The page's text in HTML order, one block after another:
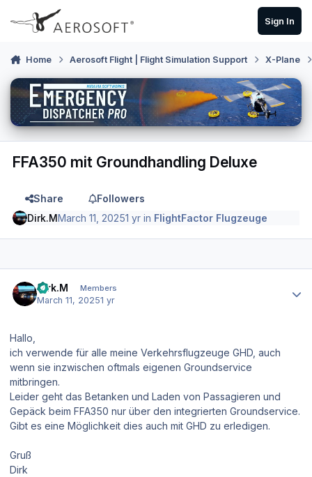
Skip to content
Sign In
Home Aerosoft Flight | Flight Simulation Support X-Plane
FFA350 mit Groundhandling Deluxe
Share
Followers
Dirk.MMarch 11, 20251 yr in FlightFactor Flugzeuge
Dirk.M Members
March 11, 20251 yr
Hallo,
ich verwende für alle meine Verkehrsflugzeuge GHD, auch
wenn sie inzwischen oftmals eigenen Groundservice
mitbringen.
Leider geht das Betanken und Laden von Passagieren und
Gepäck beim FFA350 nur über den integrierten Groundservice.
Gibt es eine Möglichkeit dies auch mit GHD zu erledigen.
Gruß
Dirk